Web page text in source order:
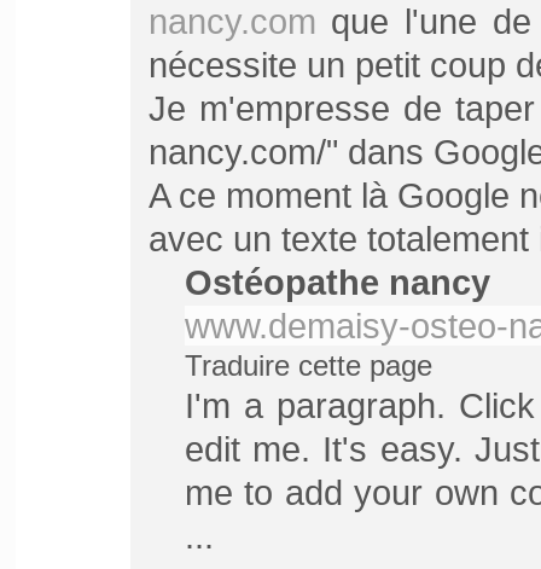
nancy.com que l'une
nécessite un petit coup
Je m'empresse de
nancy.com/" dans
A ce moment là Google
avec un texte
Ostéopathe nancy
www.demaisy-osteo-
Traduire cette page
I'm a paragraph.
edit me. It's easy.
me to add your own
...